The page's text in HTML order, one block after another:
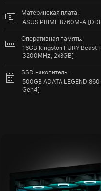
Материнская плата:
ASUS PRIME B760M-A
Оперативная память:
16GB Kingston FURY Beast
3200MHz, 2x8GB]
SSD накопитель:
500GB ADATA LEGEND
Gen4]